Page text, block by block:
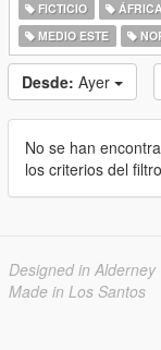
FICTICIO
MEDIO ESTE
Desde: Ayer
No se han
los criterios del
Designed in Alderney
Made in Los Santos